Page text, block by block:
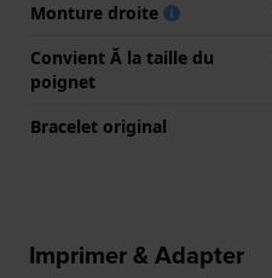
Monture droite
Convient Ă la taille du
poignet
Bracelet original
Imprimer & Adapter